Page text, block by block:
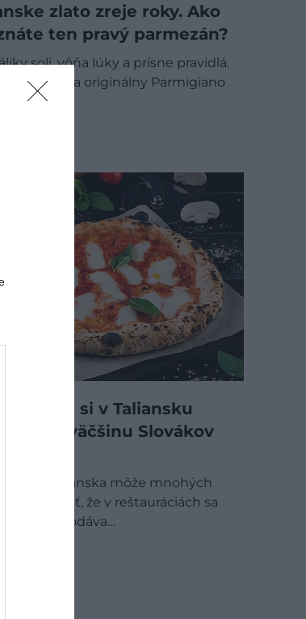
zlato zreje roky. Ako
ten pravý parmezán?
soli, vôňa lúky a prísne pravidlá.
prečo si na originálny Parmigiano
si v Taliansku
Toto väčšinu Slovákov
Talianska môže mnohých
prekvapiť, že v reštauráciách sa
zvyčajne podáva…